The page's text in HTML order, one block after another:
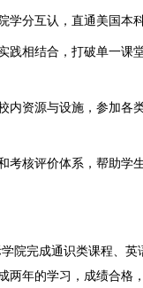
学分互认，直通美国本
践相结合，打破单一课
内资源与设施，参加各
考核评价体系，帮助学
院完成通识类课程、
两年的学习，成绩合格